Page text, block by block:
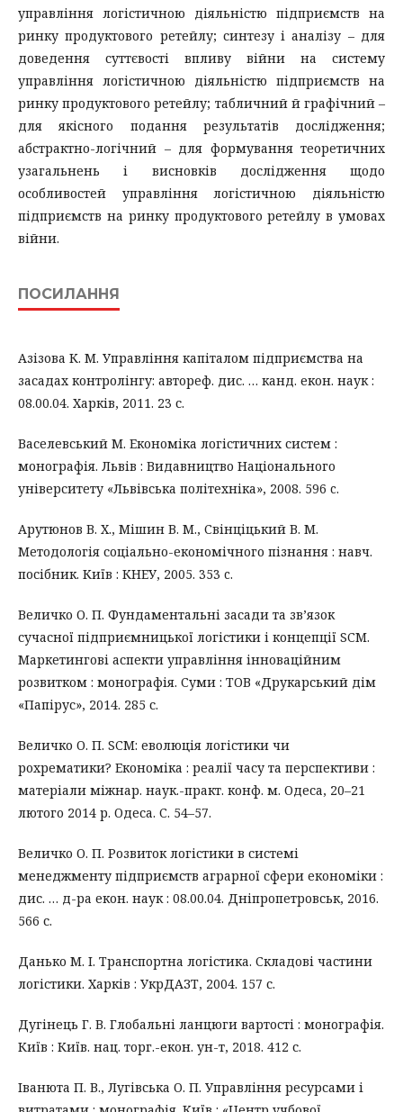
управління логістичною діяльністю підприємств на
ринку продуктового ретейлу; синтезу і аналізу – для
доведення суттєвості впливу війни на систему
управління логістичною діяльністю підприємств на
ринку продуктового ретейлу; табличний й графічний –
для якісного подання результатів дослідження;
абстрактно-логічний – для формування теоретичних
узагальнень і висновків дослідження щодо
особливостей управління логістичною діяльністю
підприємств на ринку продуктового ретейлу в умовах
війни.
ПОСИЛАННЯ
Азізова К. М. Управління капіталом підприємства на
засадах контролінгу: автореф. дис. … канд. екон. наук :
08.00.04. Харків, 2011. 23 с.
Васелевський М. Економіка логістичних систем :
монографія. Львів : Видавництво Національного
університету «Львівська політехніка», 2008. 596 c.
Арутюнов В. Х., Мішин В. М., Свінціцький В. М.
Методологія соціально-економічного пізнання : навч.
посібник. Київ : КНЕУ, 2005. 353 c.
Величко О. П. Фундаментальні засади та зв’язок
сучасної підприємницької логістики і концепції SCM.
Маркетингові аспекти управління інноваційним
розвитком : монографія. Суми : ТОВ «Друкарський дім
«Папірус», 2014. 285 с.
Величко О. П. SCM: еволюція логістики чи
рохрематики? Економіка : реалії часу та перспективи :
матеріали міжнар. наук.-практ. конф. м. Одеса, 20–21
лютого 2014 р. Одеса. С. 54–57.
Величко О. П. Розвиток логістики в системі
менеджменту підприємств аграрної сфери економіки :
дис. … д-ра екон. наук : 08.00.04. Дніпропетровськ, 2016.
566 с.
Данько М. І. Транспортна логістика. Складові частини
логістики. Харків : УкрДАЗТ, 2004. 157 с.
Дугінець Г. В. Глобальні ланцюги вартості : монографія.
Київ : Київ. нац. торг.-екон. ун-т, 2018. 412 с.
Іванюта П. В., Лугівська О. П. Управління ресурсами і